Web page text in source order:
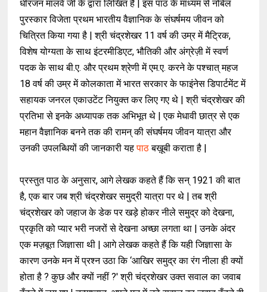
धीरंजन मालवे जी के द्वारा लिखित है | इस पाठ के माध्यम से नोबेल
पुरस्कार विजेता प्रथम भारतीय वैज्ञानिक के संघर्षमय जीवन को
चित्रित किया गया है | श्री चंद्रशेखर 11 वर्ष की उम्र में मैट्रिक,
विशेष योग्यता के साथ इंटरमीडिएट, भौतिकी और अंग्रेज़ी में स्वर्ण
पदक के साथ बी.ए. और प्रथम श्रेणी में एम.ए. करने के पश्चात् महज
18 वर्ष की उम्र में कोलकाता में भारत सरकार के फाइंनेस डिपार्टमेंट में
सहायक जनरल एकाउटेंट नियुक्त कर लिए गए थे | श्री चंद्रशेखर की
प्रतिभा से इनके अध्यापक तक अभिभूत थे | एक मेधावी छात्र से एक
महान वैज्ञानिक बनने तक की रामन् की संघर्षमय जीवन यात्रा और
उनकी उपलब्धियों की जानकारी यहपाठबख़ूबी कराता है |
प्रस्तुत पाठ के अनुसार, आगे लेखक कहते हैं कि सन् 1921 की बात
है, एक बार जब श्री चंद्रशेखर समुद्री यात्रा पर थे | तब श्री
चंद्रशेखर को जहाज के डेक पर खड़े होकर नीले समुद्र को देखना,
प्रकृति को प्यार भरी नजरों से देखना अच्छा लगता था | उनके अंदर
एक मज़बूत जिज्ञासा थी | आगे लेखक कहते हैं कि यही जिज्ञासा के
कारण उनके मन में प्रश्न उठा कि ‘आखिर समुद्र का रंग नीला ही क्यों
होता है ? कुछ और क्यों नहीं ?' श्री चंद्रशेखर उक्त सवाल का जवाब